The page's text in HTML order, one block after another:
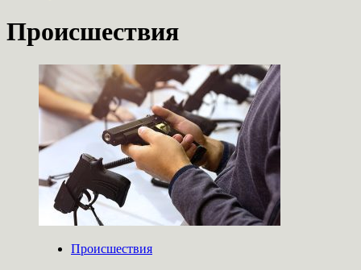
Происшествия
Происшествия